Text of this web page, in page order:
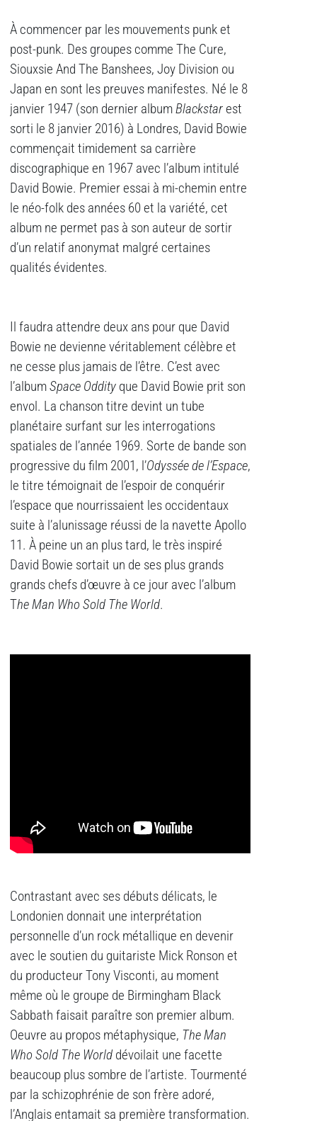
À commencer par les mouvements punk et
post-punk. Des groupes comme The Cure,
Siouxsie And The Banshees, Joy Division ou
Japan en sont les preuves manifestes. Né le 8
janvier 1947 (son dernier albumBlackstar est
sorti le 8 janvier 2016) à Londres, David Bowie
commençait timidement sa carrière
discographique en 1967 avec l’album intitulé
David Bowie. Premier essai à mi-chemin entre
le néo-folk des années 60 et la variété, cet
album ne permet pas à son auteur de sortir
d’un relatif anonymat malgré certaines
qualités évidentes.
Il faudra attendre deux ans pour que David
Bowie ne devienne véritablement célèbre et
ne cesse plus jamais de l’être. C’est avec
l’albumSpace Oddity que David Bowie prit son
envol. La chanson titre devint un tube
planétaire surfant sur les interrogations
spatiales de l’année 1969. Sorte de bande son
progressive du film 2001, l’Odyssée de l’Espace,
le titre témoignait de l’espoir de conquérir
l’espace que nourrissaient les occidentaux
suite à l’alunissage réussi de la navette Apollo
11. À peine un an plus tard, le très inspiré
David Bowie sortait un de ses plus grands
grands chefs d’œuvre à ce jour avec l’album
The Man Who Sold The World.
Contrastant avec ses débuts délicats, le
Londonien donnait une interprétation
personnelle d’un rock métallique en devenir
avec le soutien du guitariste Mick Ronson et
du producteur Tony Visconti, au moment
même où le groupe de Birmingham Black
Sabbath faisait paraître son premier album.
Oeuvre au propos métaphysique, The Man
Who Sold The World dévoilait une facette
beaucoup plus sombre de l’artiste. Tourmenté
par la schizophrénie de son frère adoré,
l’Anglais entamait sa première transformation.